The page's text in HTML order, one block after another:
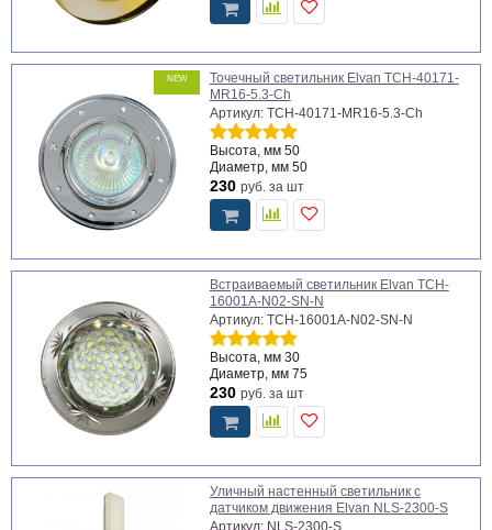
NEW
Точечный светильник Elvan TCH-40171-
MR16-5.3-Ch
Артикул: TCH-40171-MR16-5.3-Ch
Высота, мм 50
Диаметр, мм 50
230 руб. за шт
Встраиваемый светильник Elvan TCH-
16001А-N02-SN-N
Артикул: TCH-16001А-N02-SN-N
Высота, мм 30
Диаметр, мм 75
230 руб. за шт
Уличный настенный светильник с
датчиком движения Elvan NLS-2300-S
Артикул: NLS-2300-S